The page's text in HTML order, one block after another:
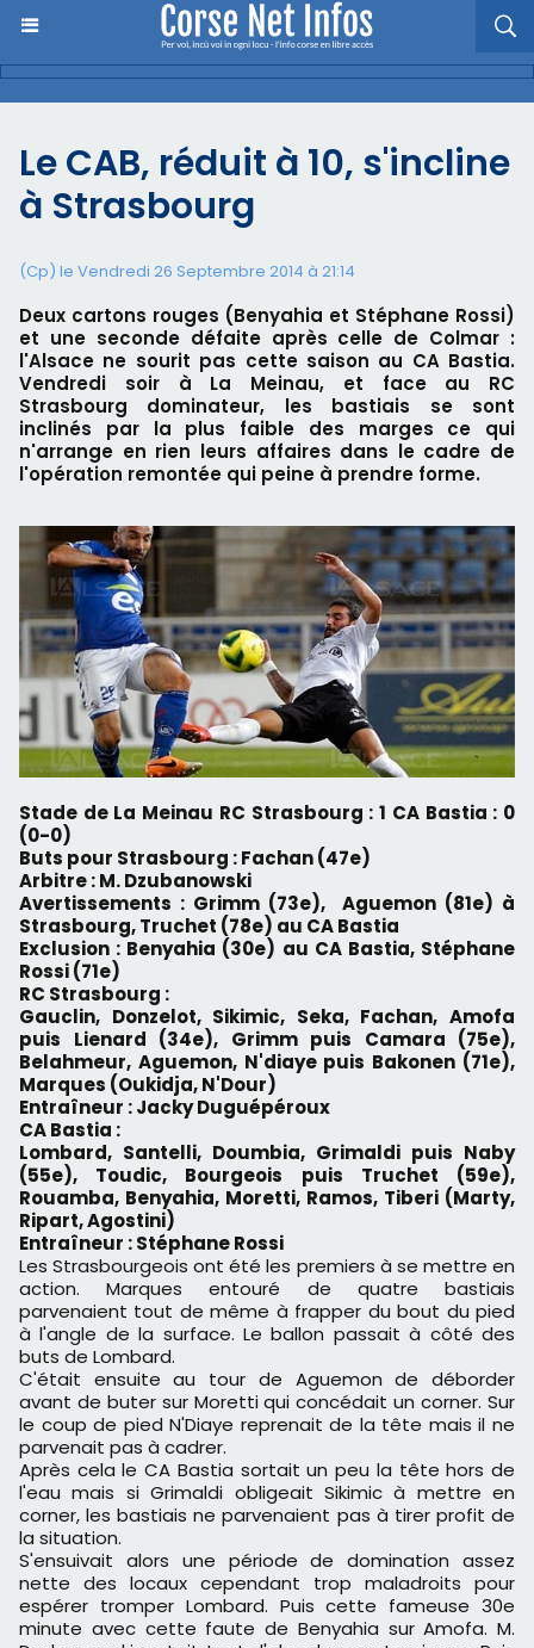
Le CAB, réduit à 10, s'incline
à Strasbourg
(Cp) le Vendredi 26 Septembre 2014 à 21:14
Deux cartons rouges (Benyahia et Stéphane Rossi)
et une seconde défaite après celle de Colmar :
l'Alsace ne sourit pas cette saison au CA Bastia.
Vendredi soir à La Meinau, et face au RC
Strasbourg dominateur, les bastiais se sont
inclinés par la plus faible des marges ce qui
n'arrange en rien leurs affaires dans le cadre de
l'opération remontée qui peine à prendre forme.
Stade de La Meinau RC Strasbourg : 1 CA Bastia : 0
(0-0)
Buts pour Strasbourg : Fachan (47e)
Arbitre : M.Dzubanowski
Avertissements : Grimm (73e), Aguemon (81e) à
Strasbourg, Truchet (78e) au CA Bastia
Exclusion : Benyahia (30e) au CA Bastia, Stéphane
Rossi (71e)
RC Strasbourg :
Gauclin, Donzelot, Sikimic, Seka, Fachan, Amofa
puis Lienard (34e), Grimm puis Camara (75e),
Belahmeur, Aguemon, N'diaye puis Bakonen (71e),
Marques (Oukidja, N'Dour)
Entraîneur : Jacky Duguépéroux
CA Bastia :
Lombard, Santelli, Doumbia, Grimaldi puis Naby
(55e), Toudic, Bourgeois puis Truchet (59e),
Rouamba, Benyahia, Moretti, Ramos, Tiberi (Marty,
Ripart, Agostini)
Entraîneur : Stéphane Rossi
Les Strasbourgeois ont été les premiers à se mettre en
action. Marques entouré de quatre bastiais
parvenaient tout de même à frapper du bout du pied
à l'angle de la surface. Le ballon passait à côté des
buts de Lombard.
C'était ensuite au tour de Aguemon de déborder
avant de buter sur Moretti qui concédait un corner. Sur
le coup de pied N'Diaye reprenait de la tête mais il ne
parvenait pas à cadrer.
Après cela le CA Bastia sortait un peu la tête hors de
l'eau mais si Grimaldi obligeait Sikimic à mettre en
corner, les bastiais ne parvenaient pas à tirer profit de
la situation.
S'ensuivait alors une période de domination assez
nette des locaux cependant trop maladroits pour
espérer tromper Lombard. Puis cette fameuse 30e
minute avec cette faute de Benyahia sur Amofa. M.